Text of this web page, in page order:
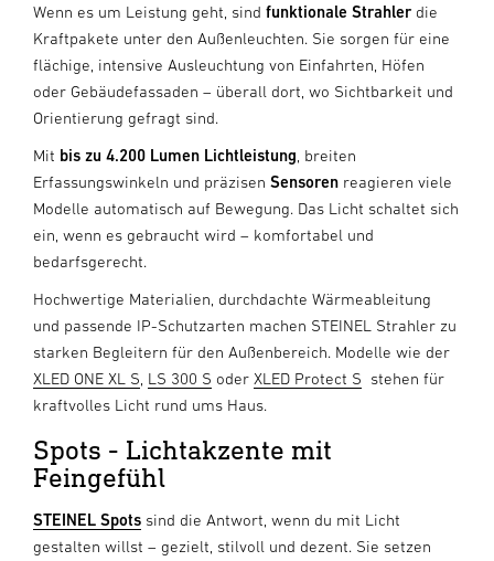
Wenn es um Leistung geht, sind funktionale Strahler die
Kraftpakete unter den Außenleuchten. Sie sorgen für eine
flächige, intensive Ausleuchtung von Einfahrten, Höfen
oder Gebäudefassaden – überall dort, wo Sichtbarkeit und
Orientierung gefragt sind.
Mit bis zu 4.200 Lumen Lichtleistung , breiten
Erfassungswinkeln und präzisen Sensoren reagieren viele
Modelle automatisch auf Bewegung. Das Licht schaltet sich
ein, wenn es gebraucht wird – komfortabel und
bedarfsgerecht.
Hochwertige Materialien, durchdachte Wärmeableitung
und passende IP-Schutzarten machen STEINEL Strahler zu
starken Begleitern für den Außenbereich. Modelle wie der
XLED ONE XL S LS 300 S oder XLED Protect S stehen für
kraftvolles Licht rund ums Haus.
Spots - Lichtakzente mit
Feingefühl
STEINEL Spots sind die Antwort, wenn du mit Licht
gestalten willst – gezielt, stilvoll und dezent. Sie setzen